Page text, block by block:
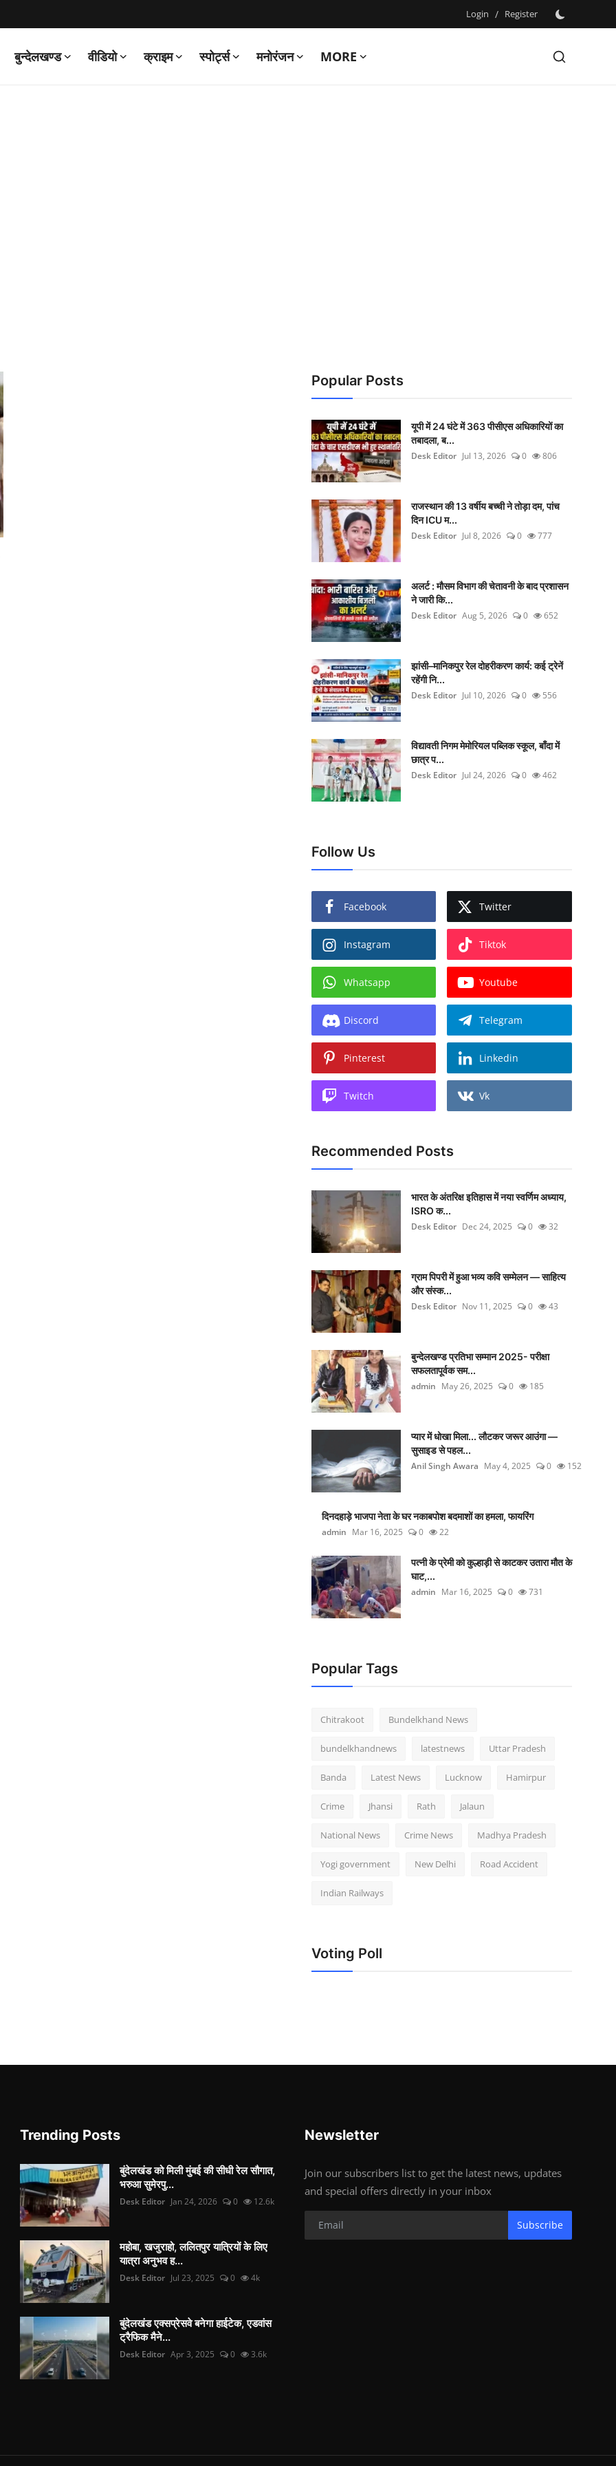
Login / Register
बुन्देलखण्ड वीडियो क्राइम स्पोर्ट्स मनोरंजन MORE
Popular Posts
यूपी में 24 घंटे में 363 पीसीएस अधिकारियों का
तबादला, ब...
Desk Editor Jul 13, 2026 0 806
राजस्थान की 13 वर्षीय बच्ची ने तोड़ा दम, पांच
दिन ICU म...
Desk Editor Jul 8, 2026 0 777
अलर्ट : मौसम विभाग की चेतावनी के बाद प्रशासन
ने जारी कि...
Desk Editor Aug 5, 2026 0 652
झांसी–मानिकपुर रेल दोहरीकरण कार्य: कई ट्रेनें
रहेंगी नि...
Desk Editor Jul 10, 2026 0 556
विद्यावती निगम मेमोरियल पब्लिक स्कूल, बाँदा में
छात्र प...
Desk Editor Jul 24, 2026 0 462
Follow Us
Facebook Twitter
Instagram Tiktok
Whatsapp Youtube
Discord Telegram
Pinterest Linkedin
Twitch Vk
Recommended Posts
भारत के अंतरिक्ष इतिहास में नया स्वर्णिम अध्याय,
ISRO क...
Desk Editor Dec 24, 2025 0 32
ग्राम पिपरी में हुआ भव्य कवि सम्मेलन — साहित्य
और संस्क...
Desk Editor Nov 11, 2025 0 43
बुन्देलखण्ड प्रतिभा सम्मान 2025- परीक्षा
सफलतापूर्वक सम...
admin May 26, 2025 0 185
प्यार में धोखा मिला... लौटकर जरूर आउंगा —
सुसाइड से पहल...
Anil Singh Awara May 4, 2025 0 152
दिनदहाड़े भाजपा नेता के घर नकाबपोश बदमाशों का हमला, फायरिंग
admin Mar 16, 2025 0 22
पत्नी के प्रेमी को कुल्हाड़ी से काटकर उतारा मौत के
घाट,...
admin Mar 16, 2025 0 731
Popular Tags
Chitrakoot Bundelkhand News
bundelkhandnews latestnews Uttar Pradesh
Banda Latest News Lucknow Hamirpur
Crime Jhansi Rath Jalaun
National News Crime News Madhya Pradesh
Yogi government New Delhi Road Accident
Indian Railways
Voting Poll
Trending Posts
बुंदेलखंड को मिली मुंबई की सीधी रेल सौगात,
भरुआ सुमेरपु...
Desk Editor Jan 24, 2026 0 12.6k
महोबा, खजुराहो, ललितपुर यात्रियों के लिए
यात्रा अनुभव ह...
Desk Editor Jul 23, 2025 0 4k
बुंदेलखंड एक्सप्रेसवे बनेगा हाईटेक, एडवांस
ट्रैफिक मैने...
Desk Editor Apr 3, 2025 0 3.6k
Newsletter
Join our subscribers list to get the latest news, updates
and special offers directly in your inbox
Subscribe